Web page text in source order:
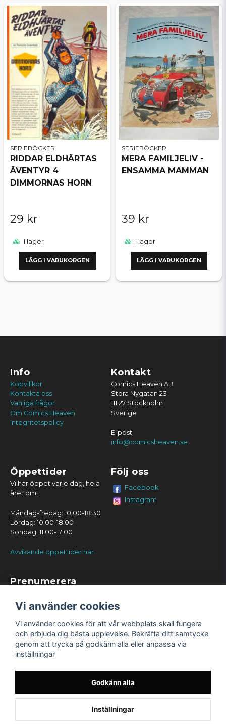
SERIEBÖCKER
RIDDAR ELDHÄRTAS
ÄVENTYR 4
DIMMORNAS HORN
29 kr
I lager
LÄGG I VARUKORGEN
SERIEBÖCKER
MERA FAMILJELIV -
ENSAMMA MAMMAN
39 kr
I lager
LÄGG I VARUKORGEN
Info
Köpvillkor
Kontakta oss
Vanliga frågor
Om Comics Heaven
Integritetspolicy
Kontakt
Comics Heaven AB
Stora Nygatan 23
111 27 Stockholm
Sverige
E-post:
info@comicsheaven.se
Öppettider
Vi har öppet varje dag, hela
året om!
Måndag-fredag: 10:00-18:30
Lördag: 10:00-18:00
Söndag: 11:00-17:00
Avvikande öppettider här.
Följ oss
Facebook
Instagram
Prenumerera
Vi använder cookies
Vi använder cookies för att vår webbplats skall fungera
och erbjuda dig bästa upplevelse. Bekräfta ditt samtycke
genom att trycka på godkänn alla eller anpassa via
inställningar
Godkänn alla
Inställningar